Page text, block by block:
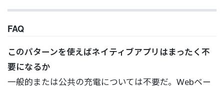
FAQ
このパターンを使えばネイティブアプリはまったく不
要になるか
一般的または公共の充電については不要だ。Webベー